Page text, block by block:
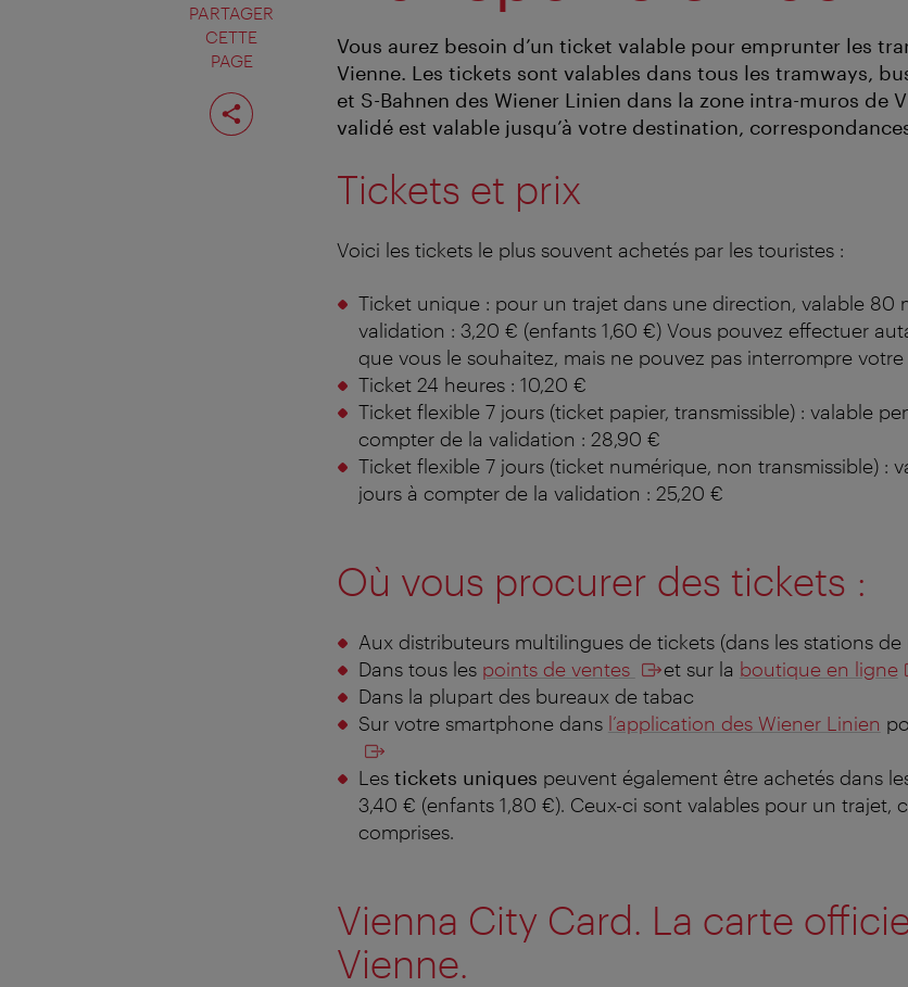
PARTAGER
CETTE
PAGE
Partager
cette
page
Vous aurez besoin d’un ticket valable pour emprunter les
Vienne. Les tickets sont valables dans tous les tramways,
et S-Bahnen des Wiener Linien dans la zone intra-muros de
validé est valable jusqu’à votre destination,
Tickets et prix
Voici les tickets le plus souvent achetés par les touristes :
Ticket unique : pour un trajet dans une direction, valable 80
validation : 3,20 € (enfants 1,60 €) Vous pouvez effectuer
que vous le souhaitez, mais ne pouvez pas interrompre votre
Ticket 24 heures : 10,20 €
Ticket flexible 7 jours (ticket papier, transmissible) : valable
compter de la validation : 28,90 €
Ticket flexible 7 jours (ticket numérique, non transmissible) :
jours à compter de la validation : 25,20 €
Où vous procurer des tickets :
Aux distributeurs multilingues de tickets (dans les stations de
Dans tous les points de ventes et sur la boutique en ligne
Dans la plupart des bureaux de tabac
Sur votre smartphone dans l’application des Wiener Linien
Les tickets uniques peuvent également être achetés dans
3,40 € (enfants 1,80 €). Ceux-ci sont valables pour un trajet,
comprises.
Vienna City Card. La carte
Vienne.